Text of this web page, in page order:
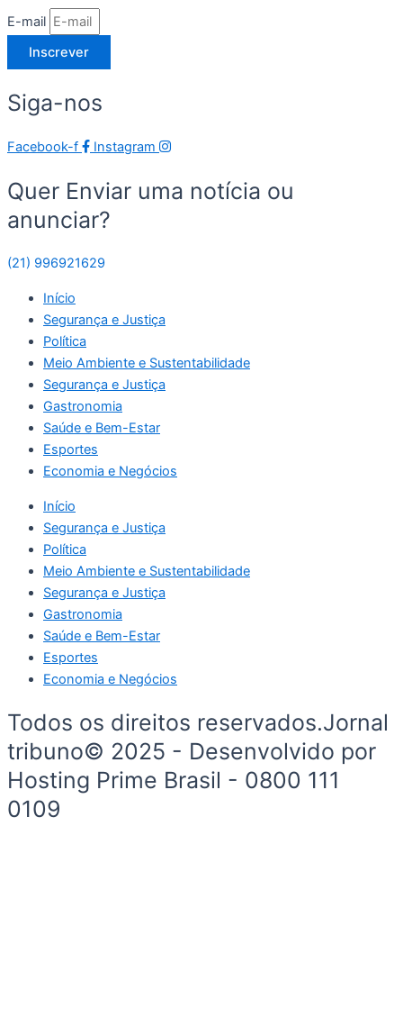
E-mail
Inscrever
Siga-nos
Facebook-f Instagram
Quer Enviar uma notícia ou
anunciar?
(21) 996921629
Início
Segurança e Justiça
Política
Meio Ambiente e Sustentabilidade
Segurança e Justiça
Gastronomia
Saúde e Bem-Estar
Esportes
Economia e Negócios
Início
Segurança e Justiça
Política
Meio Ambiente e Sustentabilidade
Segurança e Justiça
Gastronomia
Saúde e Bem-Estar
Esportes
Economia e Negócios
Todos os direitos reservados.Jornal
tribuno© 2025 - Desenvolvido por
Hosting Prime Brasil - 0800 111
0109